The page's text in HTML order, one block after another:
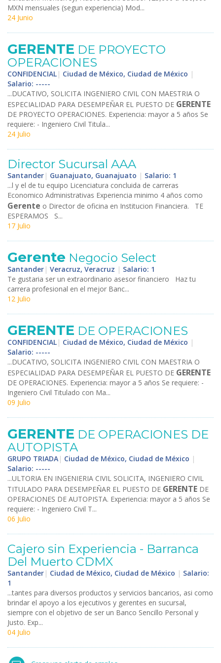
MXN mensuales (segun experiencia) Mod...
24 Junio
GERENTE DE PROYECTO
OPERACIONES
CONFIDENCIAL | Ciudad de México, Ciudad de México |
Salario: -----
...DUCATIVO, SOLICITA INGENIERO CIVIL CON MAESTRIA O
ESPECIALIDAD PARA DESEMPEÑAR EL PUESTO DE GERENTE
DE PROYECTO OPERACIONES. Experiencia: mayor a 5 años Se
requiere: - Ingeniero Civil Titula...
24 Julio
Director Sucursal AAA
Santander | Guanajuato, Guanajuato | Salario: 1
...l y el de tu equipo Licenciatura concluida de carreras
Economico Administrativas Experiencia minimo 4 años como
Gerente o Director de oficina en Institucion Financiera. TE
ESPERAMOS S...
17 Julio
Gerente Negocio Select
Santander | Veracruz, Veracruz | Salario: 1
Te gustaria ser un extraordinario asesor financiero Haz tu
carrera profesional en el mejor Banc...
12 Julio
GERENTE DE OPERACIONES
CONFIDENCIAL | Ciudad de México, Ciudad de México |
Salario: -----
...DUCATIVO, SOLICITA INGENIERO CIVIL CON MAESTRIA O
ESPECIALIDAD PARA DESEMPEÑAR EL PUESTO DE GERENTE
DE OPERACIONES. Experiencia: mayor a 5 años Se requiere: -
Ingeniero Civil Titulado con Ma...
09 Julio
GERENTE DE OPERACIONES DE
AUTOPISTA
GRUPO TRIADA | Ciudad de México, Ciudad de México |
Salario: -----
...ULTORIA EN INGENIERIA CIVIL SOLICITA, INGENIERO CIVIL
TITULADO PARA DESEMPEÑAR EL PUESTO DE GERENTE DE
OPERACIONES DE AUTOPISTA. Experiencia: mayor a 5 años Se
requiere: - Ingeniero Civil T...
06 Julio
Cajero sin Experiencia - Barranca
Del Muerto CDMX
Santander | Ciudad de México, Ciudad de México | Salario:
1
...tantes para diversos productos y servicios bancarios, asi como
brindar el apoyo a los ejecutivos y gerentes en sucursal,
siempre con el objetivo de ser un Banco Sencillo Personal y
Justo. Exp...
04 Julio